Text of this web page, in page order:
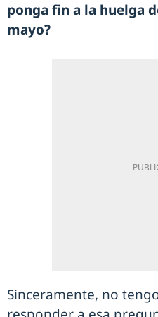
ponga fin a la huelga
mayo?
Sinceramente, no